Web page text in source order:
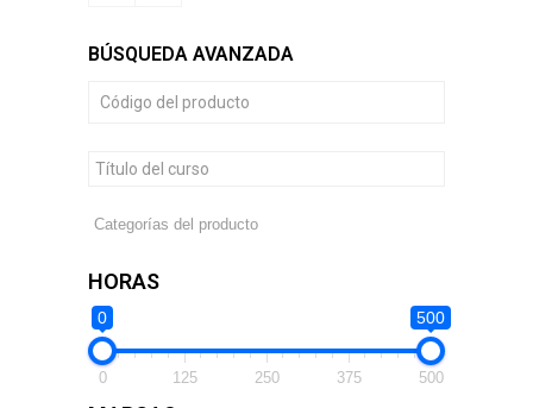
BÚSQUEDA AVANZADA
HORAS
0 500
0 125 250 375 500